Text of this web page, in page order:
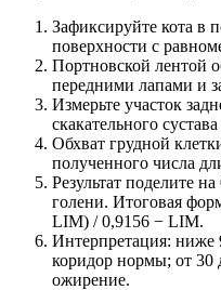
Зафиксируйте кота в
поверхности с
Портновской лентой
передними лапами и
Измерьте участок
скакательного
Обхват грудной
полученного числа
Результат поделите
голени. Итоговая
LIM) / 0,9156 − LIM.
Интерпретация:
коридор нормы; от
ожирение.